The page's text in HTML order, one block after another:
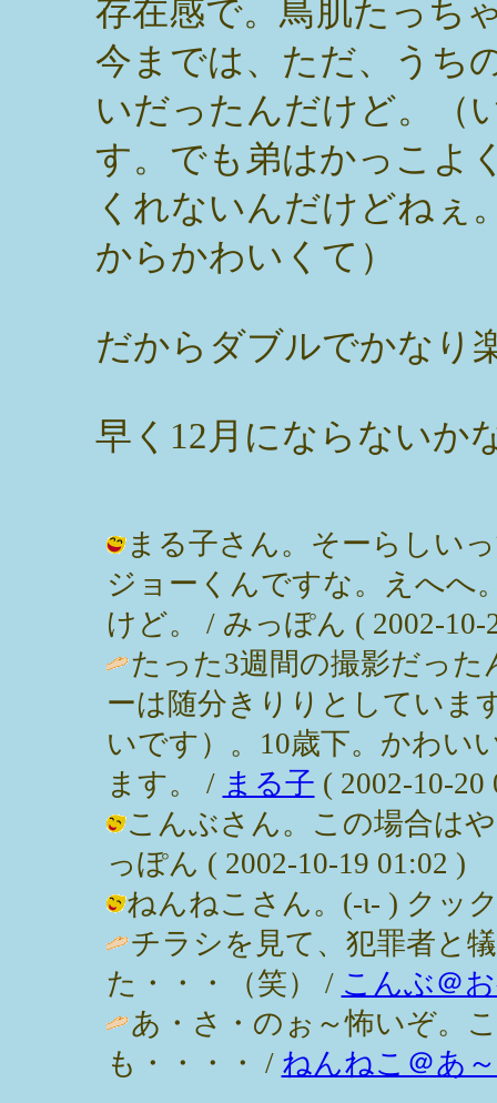
存在感で。鳥肌たっち
今までは、ただ、うち
いだったんだけど。（
す。でも弟はかっこよ
くれないんだけどねぇ
からかわいくて）
だからダブルでかなり
早く12月にならないか
まる子さん。そーらしい
ジョーくんですな。えへへ
けど。 / みっぽん ( 2002-10-
たった3週間の撮影だっ
ーは随分きりりとしていま
いです）。10歳下。かわい
ます。 / まる子 ( 2002-10-20
こんぶさん。この場合は
っぽん ( 2002-10-19 01:02 )
ねんねこさん。(-ι- ) クッ
チラシを見て、犯罪者と
た・・・（笑） / こんぶ＠
あ・さ・のぉ～怖いぞ。
も・・・・ / ねんねこ＠あ